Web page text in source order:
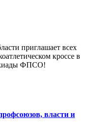
приглашает всех
кроссе в
ФПСО!
власти и